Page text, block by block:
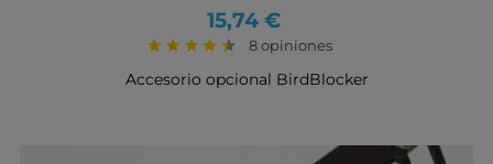
Precio
15,74 €
8 opiniones
Accesorio opcional BirdBlocker